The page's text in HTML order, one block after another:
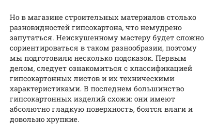
Но в магазине строительных материалов столько
разновидностей гипсокартона, что немудрено
запутаться. Неискушенному мастеру будет сложно
сориентироваться в таком разнообразии, поэтому
мы подготовили несколько подсказок. Первым
делом, следует ознакомиться с классификацией
гипсокартонных листов и их техническими
характеристиками. В последнем большинство
гипсокартонных изделий схожи: они имеют
абсолютно гладкую поверхность, боятся влаги и
довольно хрупкие.